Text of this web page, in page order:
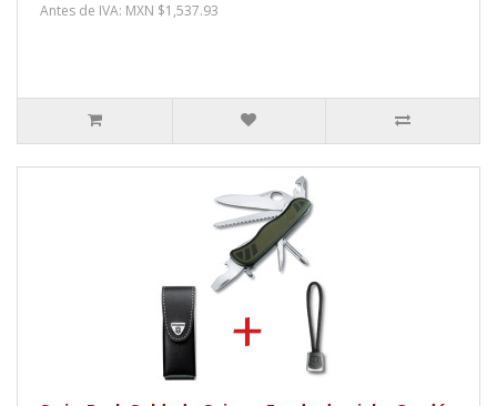
Antes de IVA: MXN $1,537.93